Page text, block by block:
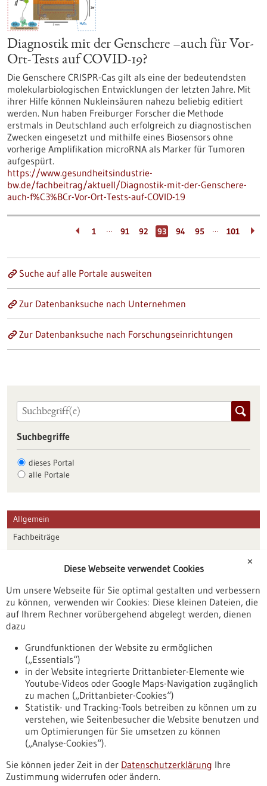
Diagnostik mit der Genschere –auch für Vor-
Ort-Tests auf COVID-19?
Die Genschere CRISPR-Cas gilt als eine der bedeutendsten
molekularbiologischen Entwicklungen der letzten Jahre. Mit
ihrer Hilfe können Nukleinsäuren nahezu beliebig editiert
werden. Nun haben Freiburger Forscher die Methode
erstmals in Deutschland auch erfolgreich zu diagnostischen
Zwecken eingesetzt und mithilfe eines Biosensors ohne
vorherige Amplifikation microRNA als Marker für Tumoren
aufgespürt.
https://www.gesundheitsindustrie-
bw.de/fachbeitrag/aktuell/Diagnostik-mit-der-Genschere-
auch-f%C3%BCr-Vor-Ort-Tests-auf-COVID-19
1 … 91 92 93 94 95 … 101
Suche auf alle Portale ausweiten
Zur Datenbanksuche nach Unternehmen
Zur Datenbanksuche nach Forschungseinrichtungen
Suchbegriffe
dieses Portal
alle Portale
Allgemein
Fachbeiträge
Veranstaltungen
Erscheinungsdatum
Nach oben
Informiert bleiben
✕
Diese Webseite verwendet Cookies
Um unsere Webseite für Sie optimal gestalten und verbessern
zu können, verwenden wir Cookies: Diese kleinen Dateien, die
auf Ihrem Rechner vorübergehend abgelegt werden, dienen
dazu
Grundfunktionen der Website zu ermöglichen
(„Essentials“)
in der Website integrierte Drittanbieter-Elemente wie
Youtube-Videos oder Google Maps-Navigation zugänglich
zu machen („Drittanbieter-Cookies“)
Statistik- und Tracking-Tools betreiben zu können um zu
verstehen, wie Seitenbesucher die Website benutzen und
um Optimierungen für Sie umsetzen zu können
(„Analyse-Cookies“).
Sie können jeder Zeit in der Datenschutzerklärung Ihre
Zustimmung widerrufen oder ändern.